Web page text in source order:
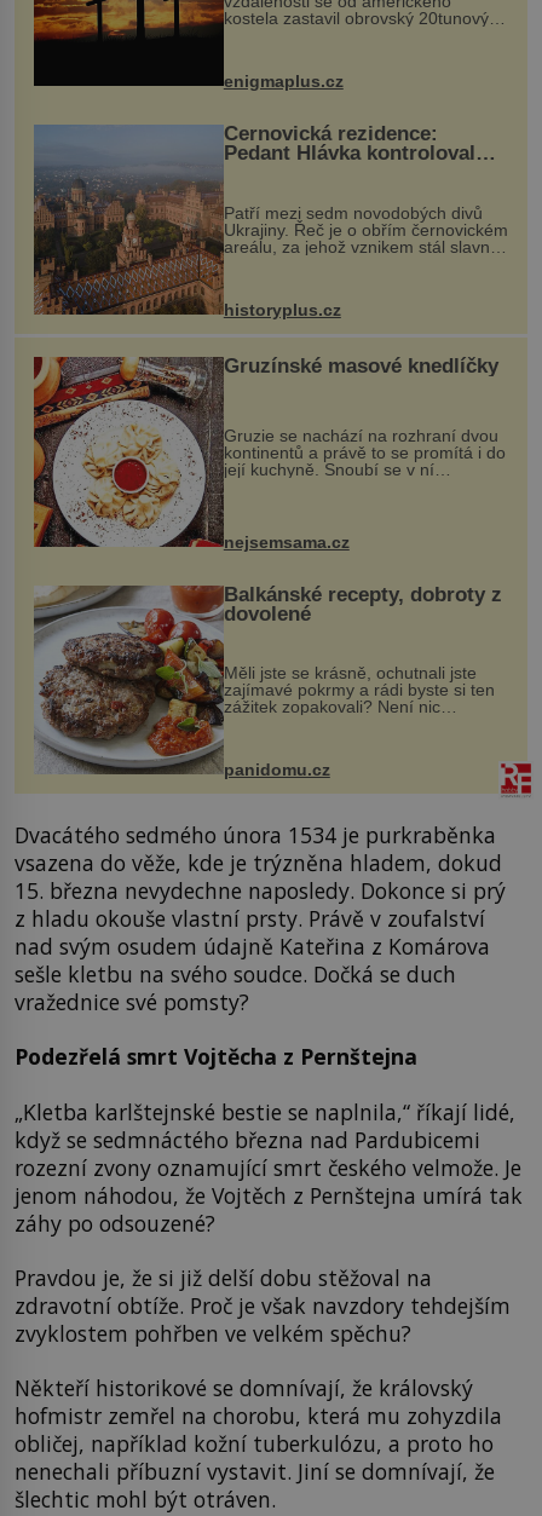
kostela zastavil obrovský 20tunový
...
enigmaplus.cz
Černovická rezidence:
Pedant Hlávka kontroloval
Patří mezi sedm novodobých divů
Ukrajiny. Řeč je o obřím černovickém
areálu, za jehož vznikem stál slavný
český architekt Josef Hlávka. Ten si
na něm dal mimořádně záležet. Jeho
historyplus.cz
Gruzínské masové knedlíčky
Gruzie se nachází na rozhraní dvou
kontinentů a právě to se promítá i do
její kuchyně. Snoubí se v ní
evropské a asijské chutě a díky tomu
pokrmy, které rozhodně st...
nejsemsama.cz
Balkánské recepty, dobroty z
dovolené
Měli jste se krásně, ochutnali jste
zajímavé pokrmy a rádi byste si ten
zážitek zopakovali? Není nic
snazšího. Pljeskavica (10 porcí)
Možná jste ji ochutnali na dovolené v
bývalé Jugoslávii, lze ji vi...
panidomu.cz
Dvacátého sedmého února 1534 je purkraběnka
vsazena do věže, kde je trýzněna hladem, dokud
15. března nevydechne naposledy. Dokonce si prý
z hladu okouše vlastní prsty. Právě v zoufalství
nad svým osudem údajně Kateřina z Komárova
sešle kletbu na svého soudce. Dočká se duch
vražednice své pomsty?
Podezřelá smrt Vojtěcha z Pernštejna
„Kletba karlštejnské bestie se naplnila,“ říkají lidé,
když se sedmnáctého března nad Pardubicemi
rozezní zvony oznamující smrt českého velmože. Je
jenom náhodou, že Vojtěch z Pernštejna umírá tak
záhy po odsouzené?
Pravdou je, že si již delší dobu stěžoval na
zdravotní obtíže. Proč je však navzdory tehdejším
zvyklostem pohřben ve velkém spěchu?
Někteří historikové se domnívají, že královský
hofmistr zemřel na chorobu, která mu zohyzdila
obličej, například kožní tuberkulózu, a proto ho
nenechali příbuzní vystavit. Jiní se domnívají, že
šlechtic mohl být otráven.